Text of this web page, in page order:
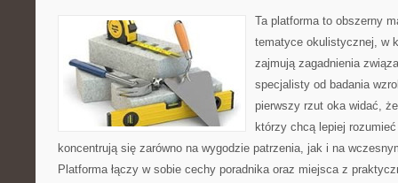
Ta platforma to obszerny
tematyce okulistycznej, w
zajmują zagadnienia
specjalisty od badania
pierwszy rzut oka widać,
którzy chcą lepiej
koncentrują się zarówno na wygodzie patrzenia, jak i na
Platforma łączy w sobie cechy poradnika oraz miejsca z